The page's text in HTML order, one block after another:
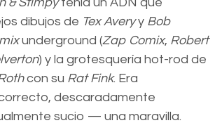
dibujos de Tex Averyy Bob
underground (Zap Comix, Robert
) y la grotesquería hot-rod de
con su Rat Fink. Era
descaradamente
sucio — una maravilla.